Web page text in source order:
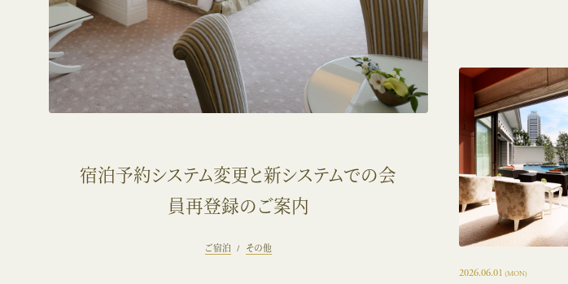
宿泊予約システム変更と新システムでの会
員再登録のご案内
ご宿泊 その他
2026.06.01 (MON)